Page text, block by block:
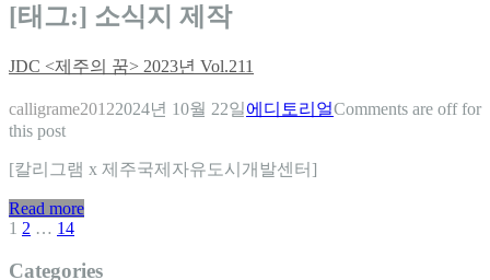
[태그:] 소식지 제작
JDC <제주의 꿈> 2023년 Vol.211
calligrame20122024년 10월 22일에디토리얼Comments are off for
this post
[칼리그램 x 제주국제자유도시개발센터]
Read more
글
탐
1 2 … 14
Categories